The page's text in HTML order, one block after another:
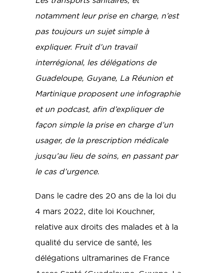
notamment leur prise en charge, n’est
pas toujours un sujet simple à
expliquer. Fruit d’un travail
interrégional, les délégations de
Guadeloupe, Guyane, La Réunion et
Martinique proposent une infographie
et un podcast, afin d’expliquer de
façon simple la prise en charge d’un
usager, de la prescription médicale
jusqu’au lieu de soins, en passant par
le cas d’urgence.
Dans le cadre des 20 ans de la loi du
4 mars 2022, dite loi Kouchner,
relative aux droits des malades et à la
qualité du service de santé, les
délégations ultramarines de France